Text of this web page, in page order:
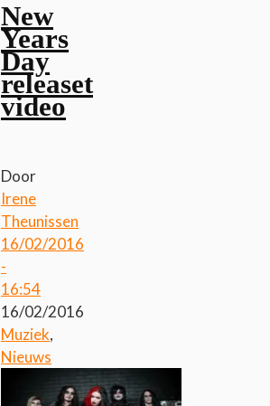
New
Years
Day
releaset
video
Door
Irene
Theunissen
16/02/2016
-
16:54
16/02/2016
Muziek,
Nieuws